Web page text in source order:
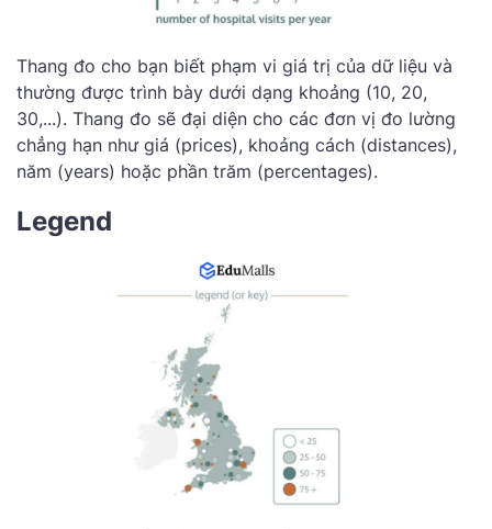
Thang đo cho bạn biết phạm vi giá trị của dữ liệu và
thường được trình bày dưới dạng khoảng (10, 20,
30,...). Thang đo sẽ đại diện cho các đơn vị đo lường
chẳng hạn như giá (prices), khoảng cách (distances),
năm (years) hoặc phần trăm (percentages).
Legend